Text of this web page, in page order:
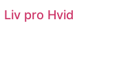
pro Hvid